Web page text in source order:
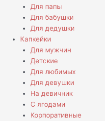
Для папы
Для бабушки
Для дедушки
Капкейки
Для мужчин
Детские
Для любимых
Для девушки
На девичник
С ягодами
Корпоративные